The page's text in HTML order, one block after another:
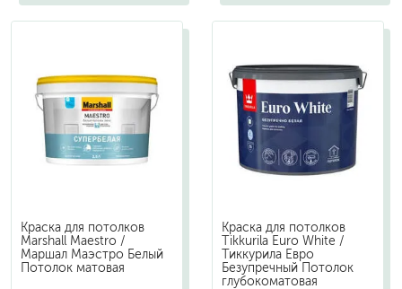
Краска для потолков
Marshall Maestro /
Маршал Маэстро Белый
Потолок матовая
Краска для потолков
Tikkurila Euro White /
Тиккурила Евро
Безупречный Потолок
глубокоматовая